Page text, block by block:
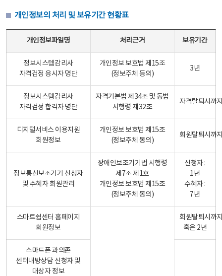
개인정보의 처리 및 보유기간 현황표
개인정보파일명 처리근거 보유기간
정보시스템감리사
자격검정 응시자 명단
개인정보 보호법 제15조
(정보주체 등의)
3년
정보시스템감리사
자격검정 합격자 명단
자격기본법 제34조 및 동법
시행령 제32조
자격탈퇴시까
디지털서비스 이용지원
회원정보
개인정보 보호법 제15조
(정보주체 동의)
회원탈퇴시까
정보통신보조기기 신청자
및 수혜자 회원관리
장애인보조기기법 시행령
제7조 제1호
개인정보 보호법 제15조
(정보주체 동의)
신청자 :
1년
수혜자 :
7년
스마트쉼센터 홈페이지
회원정보
회원탈퇴시까
혹은 2년
스마트폰 과의존
센터내방상담 신청자 및
대상자 정보